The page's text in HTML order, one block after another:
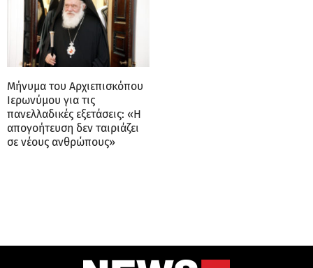
Μήνυμα του Αρχιεπισκόπου
Ιερωνύμου για τις
πανελλαδικές εξετάσεις: «Η
απογοήτευση δεν ταιριάζει
σε νέους ανθρώπους»